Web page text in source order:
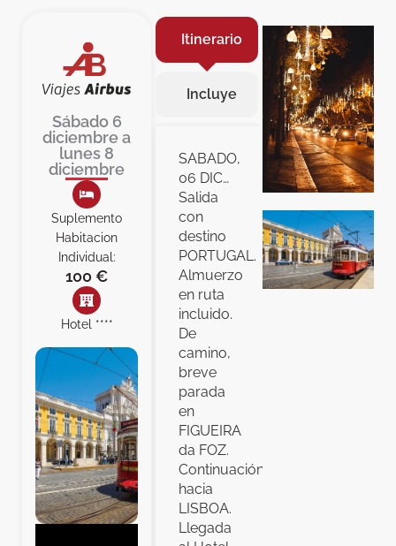
Sábado 6
diciembre a
lunes 8
diciembre
Suplemento
Habitacion
Individual:
100 €
Hotel ****
Itinerario
Incluye
SABADO,
06 DIC…
Salida
con
destino
PORTUGAL.
Almuerzo
en ruta
incluido.
De
camino,
breve
parada
en
FIGUEIRA
da FOZ.
Continuación
hacia
LISBOA.
Llegada